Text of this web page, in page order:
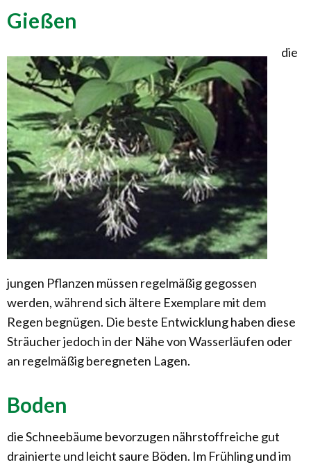
Gießen
die
jungen Pflanzen müssen regelmäßig gegossen
werden, während sich ältere Exemplare mit dem
Regen begnügen. Die beste Entwicklung haben diese
Sträucher jedoch in der Nähe von Wasserläufen oder
an regelmäßig beregneten Lagen.
Boden
die Schneebäume bevorzugen nährstoffreiche gut
drainierte und leicht saure Böden. Im Frühling und im